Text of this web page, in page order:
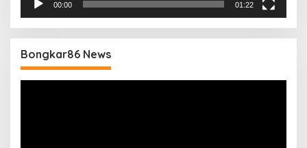
00:00 01:22
Bongkar86 News